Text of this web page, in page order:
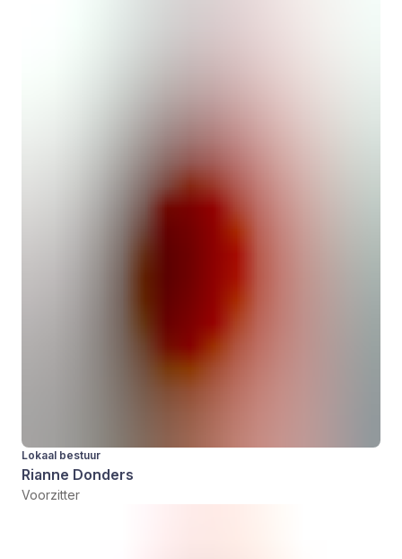
Lokaal bestuur
Rianne Donders
Voorzitter